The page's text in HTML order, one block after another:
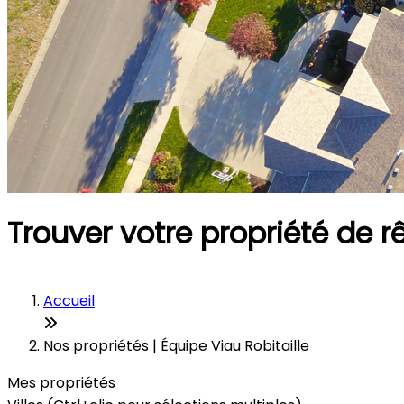
Trouver votre propriété de
Accueil
Nos propriétés | Équipe Viau Robitaille
Mes propriétés